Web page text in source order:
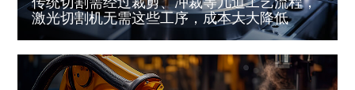
激光切割机无需这些工序，成本大大降低